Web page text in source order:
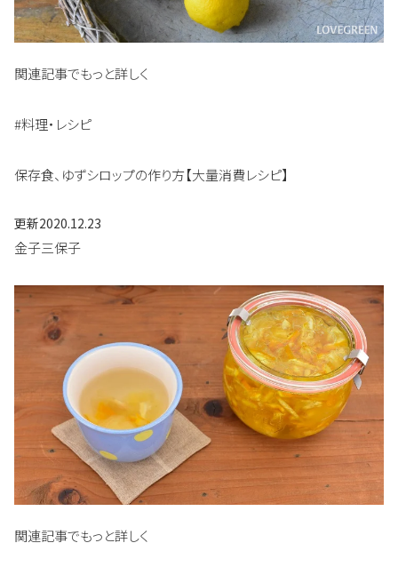
関連記事でもっと詳しく
#料理・レシピ
保存食、ゆずシロップの作り方【大量消費レシピ】
更新2020.12.23
金子三保子
関連記事でもっと詳しく